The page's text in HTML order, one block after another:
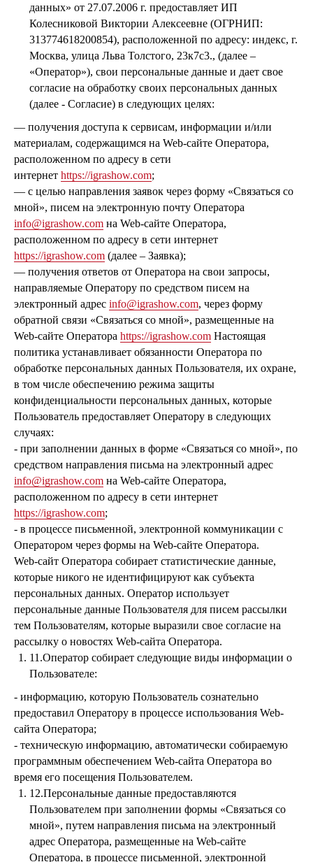
данных» от 27.07.2006 г. предоставляет ИП
Колесниковой Виктории Алексеевне (ОГРНИП:
313774618200854), расположенной по адресу: индекс, г.
Москва, улица Льва Толстого, 23к7с3., (далее –
«Оператор»), свои персональные данные и дает свое
согласие на обработку своих персональных данных
(далее - Согласие) в следующих целях:
— получения доступа к сервисам, информации и/или
материалам, содержащимся на Web-сайте Оператора,
расположенном по адресу в сети
интернет https://igrashow.com;
— с целью направления заявок через форму «Связаться со
мной», писем на электронную почту Оператора
info@igrashow.com на Web-сайте Оператора,
расположенном по адресу в сети интернет
https://igrashow.com (далее – Заявка);
— получения ответов от Оператора на свои запросы,
направляемые Оператору по средством писем на
электронный адрес info@igrashow.com, через форму
обратной связи «Связаться со мной», размещенные на
Web-сайте Оператора https://igrashow.com Настоящая
политика устанавливает обязанности Оператора по
обработке персональных данных Пользователя, их охране,
в том числе обеспечению режима защиты
конфиденциальности персональных данных, которые
Пользователь предоставляет Оператору в следующих
случаях:
- при заполнении данных в форме «Связаться со мной», по
средством направления письма на электронный адрес
info@igrashow.com на Web-сайте Оператора,
расположенном по адресу в сети интернет
https://igrashow.com;
- в процессе письменной, электронной коммуникации с
Оператором через формы на Web-сайте Оператора.
Web-сайт Оператора собирает статистические данные,
которые никого не идентифицируют как субъекта
персональных данных. Оператор использует
персональные данные Пользователя для писем рассылки
тем Пользователям, которые выразили свое согласие на
рассылку о новостях Web-сайта Оператора.
11.Оператор собирает следующие виды информации о
Пользователе:
- информацию, которую Пользователь сознательно
предоставил Оператору в процессе использования Web-
сайта Оператора;
- техническую информацию, автоматически собираемую
программным обеспечением Web-сайта Оператора во
время его посещения Пользователем.
12.Персональные данные предоставляются
Пользователем при заполнении формы «Связаться со
мной», путем направления письма на электронный
адрес Оператора, размещенные на Web-сайте
Оператора, в процессе письменной, электронной